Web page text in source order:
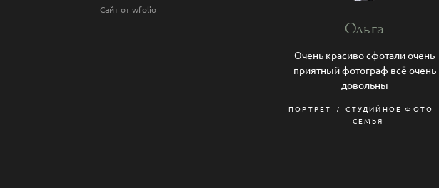
Сайт отwfolio
Ольга
Очень красиво сфотали очень
приятный фотограф всё очень
довольны
ПОРТРЕТ
СТУДИЙНОЕ ФОТО
СЕМЬЯ